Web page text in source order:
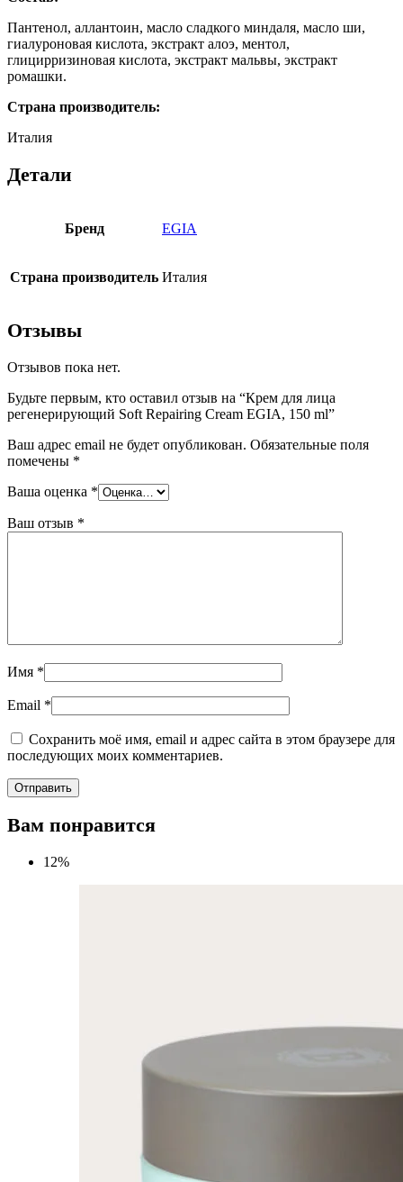
Пантенол, аллантоин, масло сладкого миндаля, масло ши,
гиалуроновая кислота, экстракт алоэ, ментол,
глицирризиновая кислота, экстракт мальвы, экстракт
ромашки.
Страна производитель:
Италия
Детали
Бренд EGIA
Страна производитель Италия
Отзывы
Отзывов пока нет.
Будьте первым, кто оставил отзыв на “Крем для лица
регенерирующий Soft Repairing Cream EGIA, 150 ml”
Ваш адрес email не будет опубликован. Обязательные поля
помечены *
Ваша оценка *
Ваш отзыв *
Имя *
Email *
Сохранить моё имя, email и адрес сайта в этом браузере для
последующих моих комментариев.
Вам понравится
12%